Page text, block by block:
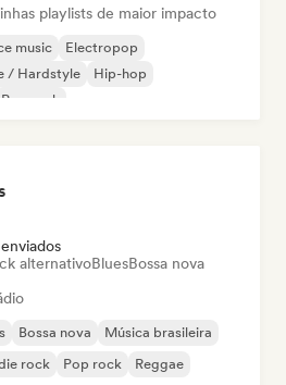
playlists de maior impacto
music
Electropop
/ Hardstyle
Hip-hop
Pop rock
alternativoBluesBossa nova
Bossa nova
Música brasileira
rock Pop rock Reggae